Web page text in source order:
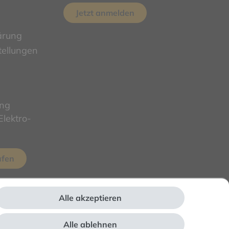
Jetzt anmelden
Alle akzeptieren
Alle ablehnen